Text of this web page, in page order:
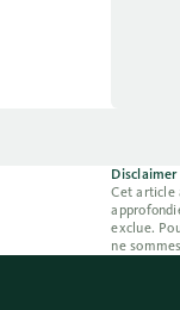
Disclaimer
Cet article
exclue.
ne